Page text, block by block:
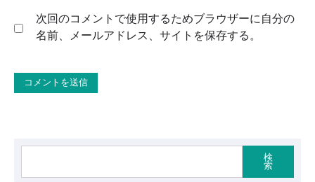
次回のコメントで使用するためブラウザーに自分の
名前、メールアドレス、サイトを保存する。
検
索